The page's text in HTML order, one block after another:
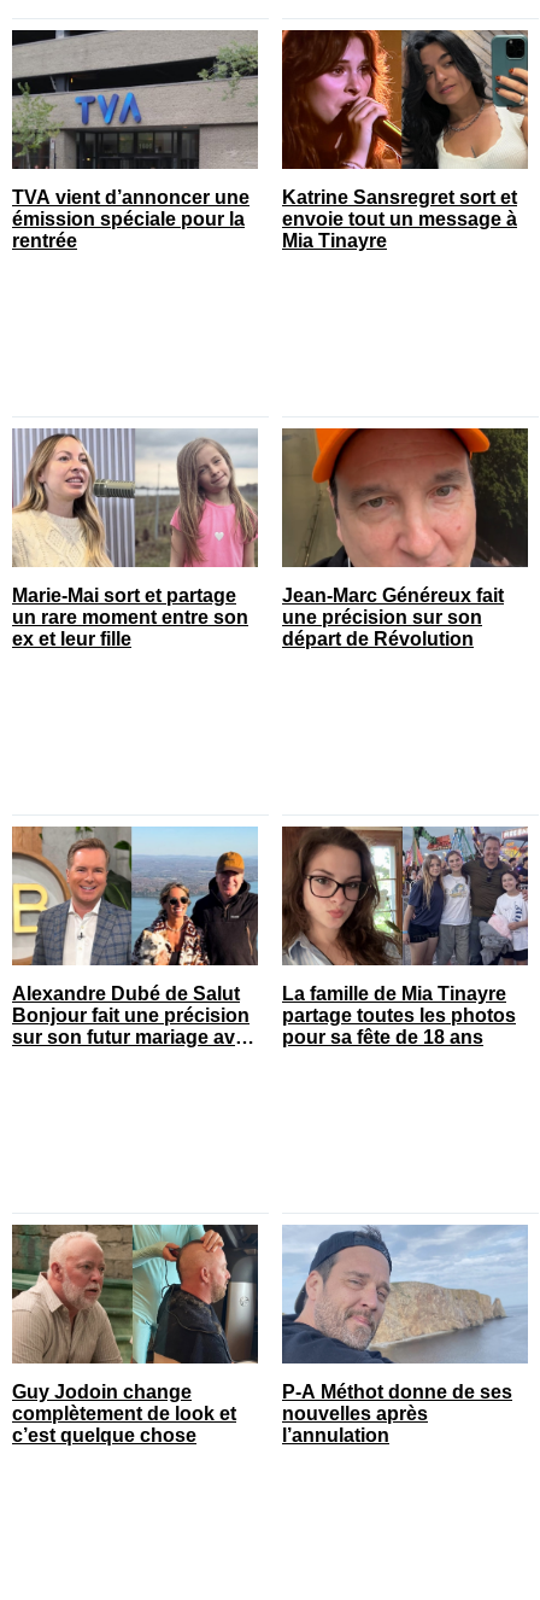
TVA vient d’annoncer une
émission spéciale pour la
rentrée
Katrine Sansregret sort et
envoie tout un message à
Mia Tinayre
Marie-Mai sort et partage
un rare moment entre son
ex et leur fille
Jean-Marc Généreux fait
une précision sur son
départ de Révolution
Alexandre Dubé de Salut
Bonjour fait une précision
sur son futur mariage avec
La famille de Mia Tinayre
partage toutes les photos
pour sa fête de 18 ans
Guy Jodoin change
complètement de look et
c’est quelque chose
P-A Méthot donne de ses
nouvelles après
l’annulation